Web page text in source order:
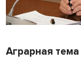
Аграрная тема